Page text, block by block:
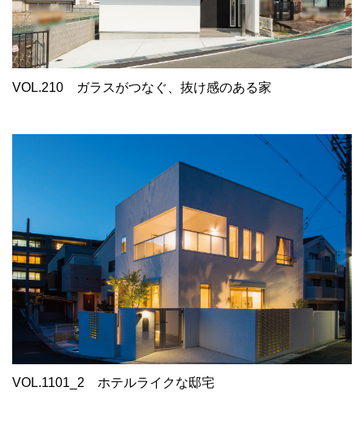
VOL.210 ガラスがつなぐ、抜け感のある家
VOL.1101_2 ホテルライクな邸宅